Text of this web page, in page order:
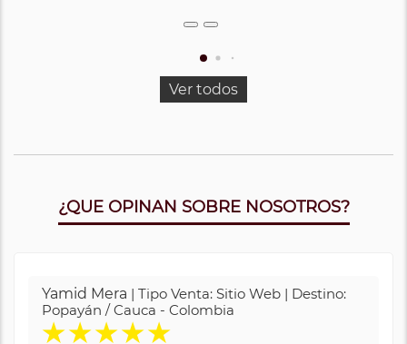
Ver todos
¿QUE OPINAN SOBRE NOSOTROS?
Yamid Mera | Tipo Venta: Sitio Web | Destino:
Popayán / Cauca - Colombia
★★★★★